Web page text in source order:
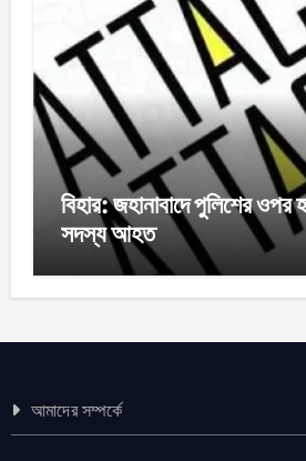
বিহার: জহানাবাদে পুলিশের ওপর
সদস্য আহত
আমাদের সম্পর্কে